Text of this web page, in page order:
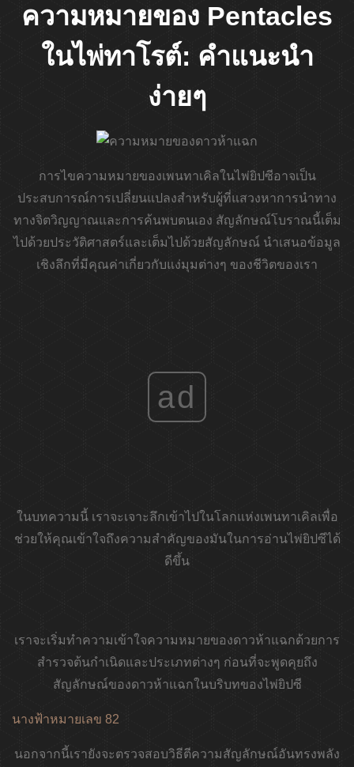
ความหมายของ Pentacles
ในไพ่ทาโรต์: คำแนะนำ
ง่ายๆ
การไขความหมายของเพนทาเคิลในไพ่ยิปซีอาจเป็น
ประสบการณ์การเปลี่ยนแปลงสำหรับผู้ที่แสวงหาการนำทาง
ทางจิตวิญญาณและการค้นพบตนเอง สัญลักษณ์โบราณนี้เต็ม
ไปด้วยประวัติศาสตร์และเต็มไปด้วยสัญลักษณ์ นำเสนอข้อมูล
เชิงลึกที่มีคุณค่าเกี่ยวกับแง่มุมต่างๆ ของชีวิตของเรา
ad
ในบทความนี้ เราจะเจาะลึกเข้าไปในโลกแห่งเพนทาเคิลเพื่อ
ช่วยให้คุณเข้าใจถึงความสำคัญของมันในการอ่านไพ่ยิปซีได้
ดีขึ้น
เราจะเริ่มทำความเข้าใจความหมายของดาวห้าแฉกด้วยการ
สำรวจต้นกำเนิดและประเภทต่างๆ ก่อนที่จะพูดคุยถึง
สัญลักษณ์ของดาวห้าแฉกในบริบทของไพ่ยิปซี
นางฟ้าหมายเลข 82
นอกจากนี้เรายังจะตรวจสอบวิธีตีความสัญลักษณ์อันทรงพลัง